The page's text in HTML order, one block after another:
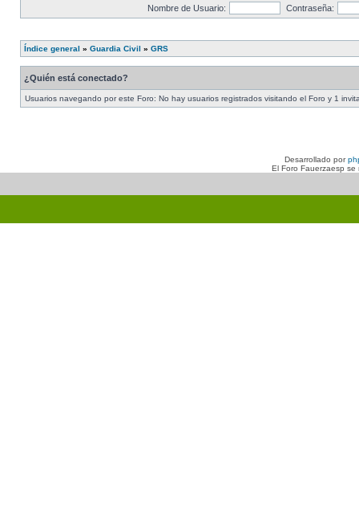
Nombre de Usuario: Contraseña:
Índice general » Guardia Civil » GRS
¿Quién está conectado?
Usuarios navegando por este Foro: No hay usuarios registrados visitando el Foro y 1
Desarrollado por
El Foro Fauerzaesp